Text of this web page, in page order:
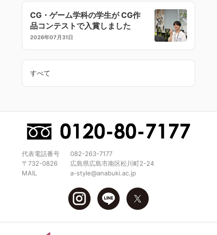
CG・ゲーム学科の学生が CG作
品コンテストで入賞しました
2026年07月31日
すべて
代表電話番号
082-263-7177
〒732-0826
広島県広島市南区松川町2-24
MAIL
a-style@anabuki.ac.jp